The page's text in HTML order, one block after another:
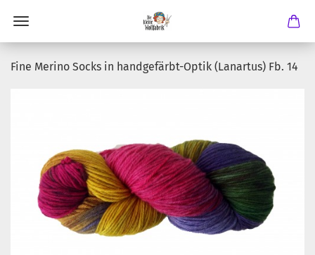
Fine Merino Socks in handgefärbt-Optik (Lanartus) Fb. 14